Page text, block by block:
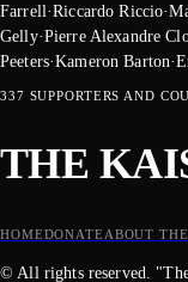
Farrell·Riccardo Riccio·
Gelly·Pierre Alexandre
Peeters·Kameron Barton·
337 SUPPORTERS AND
THE
HOMEDONATEABOUT
© All rights reserved.